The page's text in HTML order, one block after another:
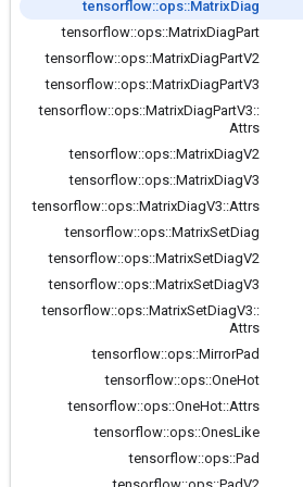
tensorflow::ops::MatrixDiag
tensorflow::ops::MatrixDiagPart
tensorflow::ops::MatrixDiagPartV2
tensorflow::ops::MatrixDiagPartV3
tensorflow::ops::MatrixDiagPartV3::
Attrs
tensorflow::ops::MatrixDiagV2
tensorflow::ops::MatrixDiagV3
tensorflow::ops::MatrixDiagV3::Attrs
tensorflow::ops::MatrixSetDiag
tensorflow::ops::MatrixSetDiagV2
tensorflow::ops::MatrixSetDiagV3
tensorflow::ops::MatrixSetDiagV3::
Attrs
tensorflow::ops::MirrorPad
tensorflow::ops::OneHot
tensorflow::ops::OneHot::Attrs
tensorflow::ops::OnesLike
tensorflow::ops::Pad